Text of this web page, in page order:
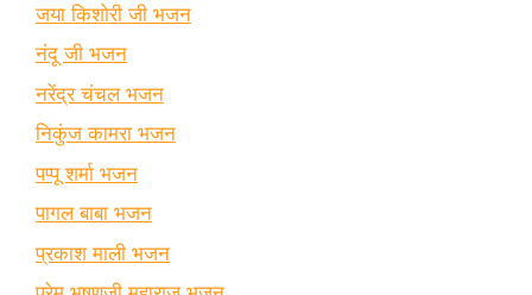
जया किशोरी जी भजन
नंदू जी भजन
नरेंद्र चंचल भजन
निकुंज कामरा भजन
पप्पू शर्मा भजन
पागल बाबा भजन
प्रकाश माली भजन